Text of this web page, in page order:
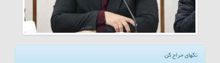
تگهای حراج کن